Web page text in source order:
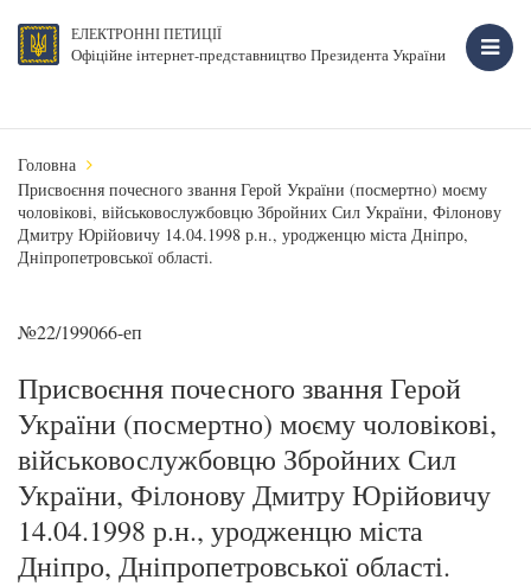
ЕЛЕКТРОННІ ПЕТИЦІЇ
Офіційне інтернет-представництво Президента України
Головна
Присвоєння почесного звання Герой України (посмертно) моєму
чоловікові, військовослужбовцю Збройних Сил України, Філонову
Дмитру Юрійовичу 14.04.1998 р.н., уродженцю міста Дніпро,
Дніпропетровської області.
№22/199066-еп
Присвоєння почесного звання Герой
України (посмертно) моєму чоловікові,
військовослужбовцю Збройних Сил
України, Філонову Дмитру Юрійовичу
14.04.1998 р.н., уродженцю міста
Дніпро, Дніпропетровської області.